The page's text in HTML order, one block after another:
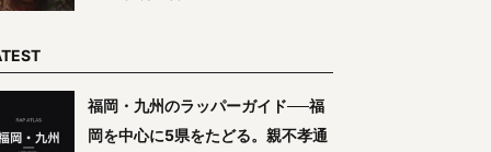
福岡・九州のラッパーガイド──福
岡を中心に5県をたどる。親不孝通